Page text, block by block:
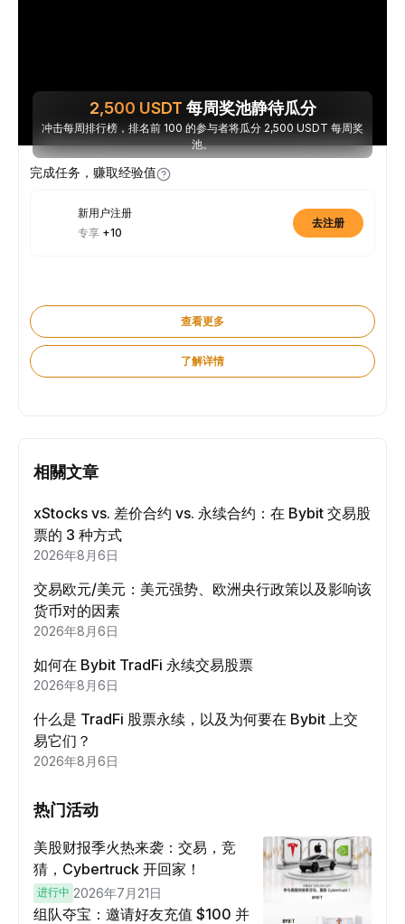
2,500 USDT 每周奖池静待瓜分
冲击每周排行榜，排名前 100 的参与者将瓜分 2,500 USDT 每周奖
池。
完成任务，赚取经验值
新用户注册
专享 +10
去注册
查看更多
了解详情
相關文章
xStocks vs. 差价合约 vs. 永续合约：在 Bybit 交易股
票的 3 种方式
2026年8月6日
交易欧元/美元：美元强势、欧洲央行政策以及影响该
货币对的因素
2026年8月6日
如何在 Bybit TradFi 永续交易股票
2026年8月6日
什么是 TradFi 股票永续，以及为何要在 Bybit 上交
易它们？
2026年8月6日
热门活动
美股财报季火热来袭：交易，竞
猜，Cybertruck 开回家！
进行中 2026年7月21日
组队夺宝：邀请好友充值 $100 并